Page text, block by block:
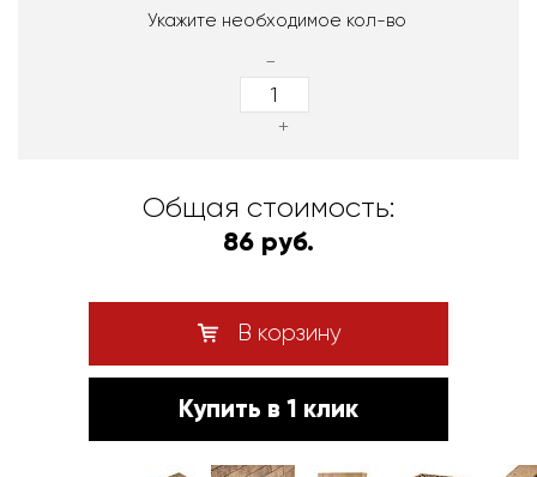
Укажите необходимое кол-во
-
+
Общая стоимость:
86 руб.
В корзину
Купить в 1 клик